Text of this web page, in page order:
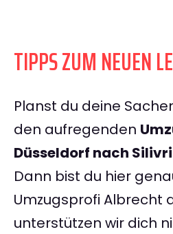
TIPPS ZUM NEUEN
Planst du deine
den aufregenden
Düsseldorf nach Silivri
Dann bist du hier
Umzugsprofi Albrecht
unterstützen wir dich